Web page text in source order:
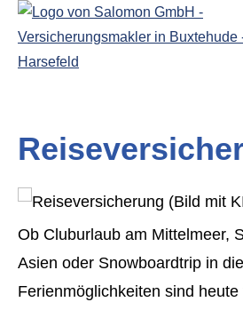
Ob Cluburlaub am Mittelmeer,
Asien oder Snowboardtrip in
Ferienmöglichkeiten sind